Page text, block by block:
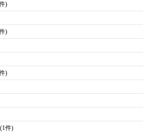
)
)
)
件)